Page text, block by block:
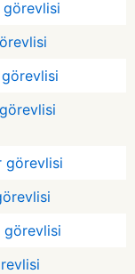
görevlisi
görevlisi